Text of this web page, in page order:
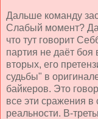
Дальше команду
Слабый момент?
что тут говорит
партия не даёт боя
вторых, его
судьбы" в
байкеров. Это
все эти сражения в
реальности. В-